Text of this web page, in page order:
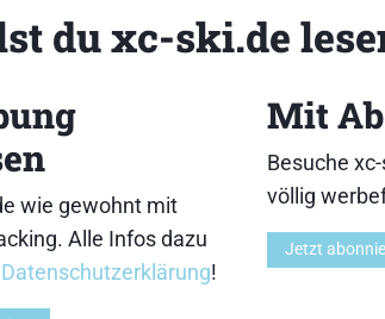
echt nicht ganz ohne bzw. eigentlich
machen willst geht auf jeden Fall
ist mit Rennrad schon
du xc-ski.de
wie gewohnt mit
Alle Infos dazu
Datenschutzerklärung!
Mit
Besuche
völlig
Jetzt